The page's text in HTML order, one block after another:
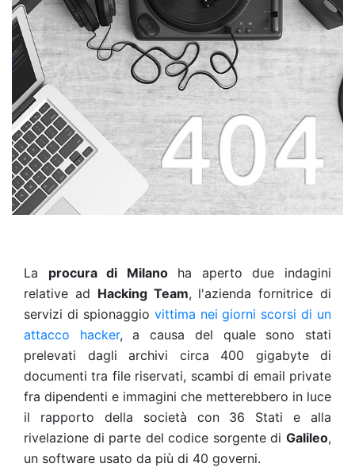
La procura di Milanoha aperto due indagini
relative ad Hacking Team, l'azienda fornitrice di
servizi di spionaggio vittima nei giorni scorsi di un
attacco hacker, a causa del quale sono stati
prelevati dagli archivi circa 400 gigabyte di
documenti tra file riservati, scambi di email private
fra dipendenti e immagini che metterebbero in luce
il rapporto della società con 36 Stati e alla
rivelazione di parte del codice sorgente di Galileo,
un software usato da più di 40 governi.